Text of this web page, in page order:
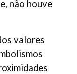
não houve
valores